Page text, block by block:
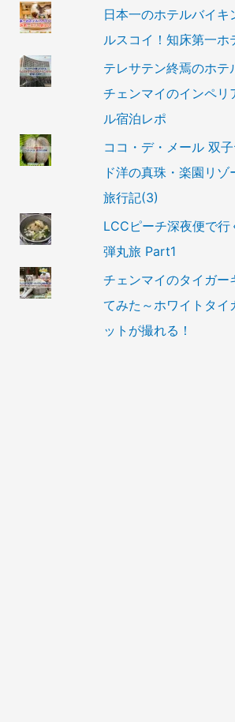
日本一のホテルバイキ
ルスコイ！知床第一ホ
テレサテン終焉のホテ
チェンマイのインペリ
ル宿泊レポ
ココ・デ・メール 双
ド洋の真珠・楽園リ
旅行記(3)
LCCピーチ深夜便で
弾丸旅 Part1
チェンマイのタイガー
てみた～ホワイトタイ
ットが撮れる！